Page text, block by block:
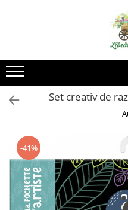
Set creativ de
-41%